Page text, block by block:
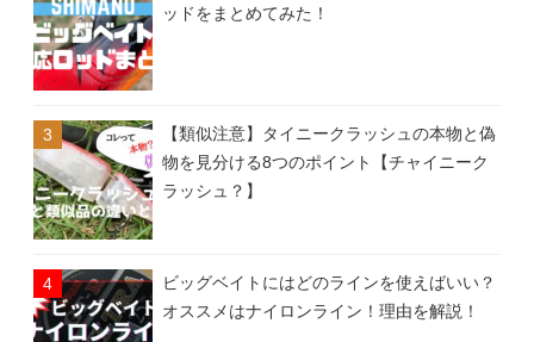
ッドをまとめてみた！
【類似注意】タイニークラッシュの本物と偽
物を見分ける8つのポイント【チャイニーク
ラッシュ？】
ビッグベイトにはどのラインを使えばいい？
オススメはナイロンライン！理由を解説！